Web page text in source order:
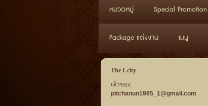
หมวดหมู่ Special Promotion
Package แต่งงาน เมนู
The I-city
เจ้าของ:
pitchanun1985_1@gmail.com